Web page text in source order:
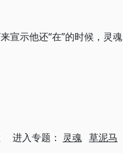
宣示他还“在”的时候，灵魂
进入专题： 灵魂 草泥马